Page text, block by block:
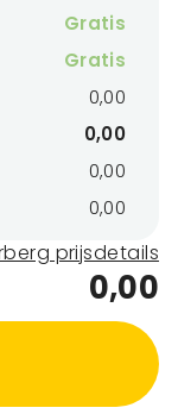
Gratis
Gratis
0,00
0,00
0,00
0,00
prijsdetails
0,00